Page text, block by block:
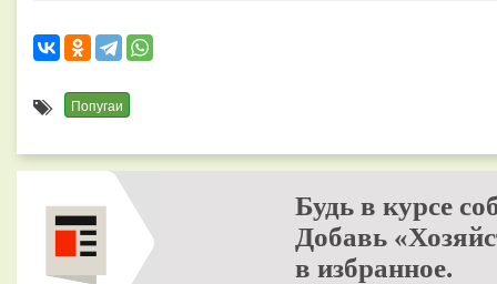
Попугаи
Будь в курсе
Добавь
в избранное.